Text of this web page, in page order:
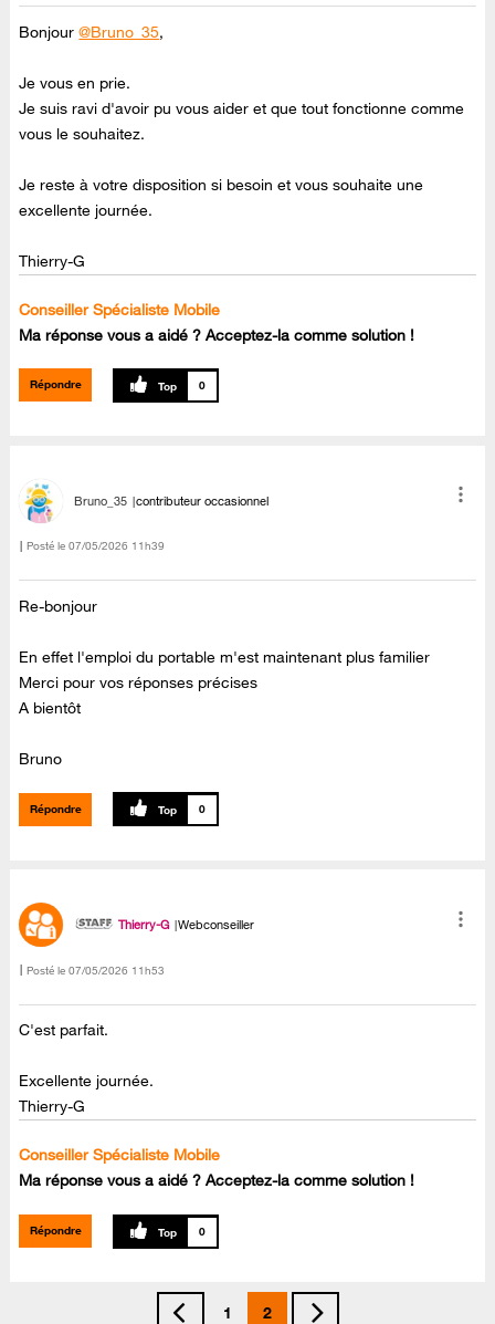
Bonjour@Bruno_35,
Je vous en prie.
Je suis ravi d'avoir pu vous aider et que tout fonctionne comme
vous le souhaitez.
Je reste à votre disposition si besoin et vous souhaite une
excellente journée.
Thierry-G
Conseiller Spécialiste Mobile
Ma réponse vous a aidé ? Acceptez-la comme solution !
Répondre 0
Bruno_35 contributeur occasionnel
Posté le ‎07/05/2026 11h39
Re-bonjour
En effet l'emploi du portable m'est maintenant plus familier
Merci pour vos réponses précises
A bientôt
Bruno
Répondre 0
Thierry-G Webconseiller
Posté le ‎07/05/2026 11h53
C'est parfait.
Excellente journée.
Thierry-G
Conseiller Spécialiste Mobile
Ma réponse vous a aidé ? Acceptez-la comme solution !
Répondre 0
1 2